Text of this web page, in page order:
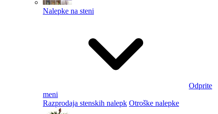
Nalepke na steni
Odprite
meni
Razprodaja stenskih nalepk Otroške nalepke